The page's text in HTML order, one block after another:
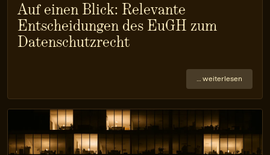
Auf einen Blick: Relevante
Entscheidungen des EuGH zum
Datenschutzrecht
… weiterlesen